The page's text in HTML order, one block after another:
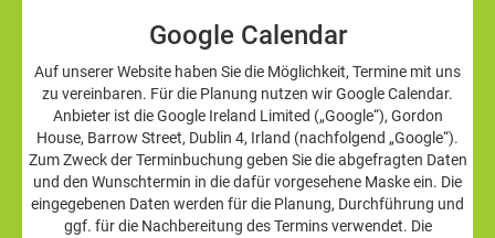
Google Calendar
Auf unserer Website haben Sie die Möglichkeit, Termine mit uns
zu vereinbaren. Für die Planung nutzen wir Google Calendar.
Anbieter ist die Google Ireland Limited („Google“), Gordon
House, Barrow Street, Dublin 4, Irland (nachfolgend „Google“).
Zum Zweck der Terminbuchung geben Sie die abgefragten Daten
und den Wunschtermin in die dafür vorgesehene Maske ein. Die
eingegebenen Daten werden für die Planung, Durchführung und
ggf. für die Nachbereitung des Termins verwendet. Die